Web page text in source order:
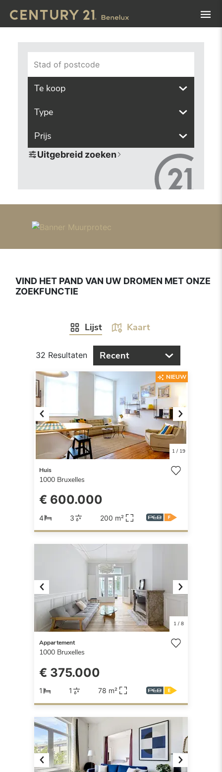
Stad of postcode
Te koop
Type
Prijs
Uitgebreid zoeken
VIND HET PAND VAN UW DROMEN MET ONZE
ZOEKFUNCTIE
Lijst Kaart
32 Resultaten Recent
Previous Next
1/ 19
NIEUW
Huis
1000 Bruxelles
€ 600.000
4 3 200 m²
Previous Next
1/ 8
Appartement
1000 Bruxelles
€ 375.000
1 1 78 m²
Previous Next